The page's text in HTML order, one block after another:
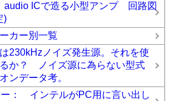
audio ICで造る小型アンプ 回路図
)
ー別一覧
230kHzノイズ発生源。それを使
か？ ノイズ源に為らない型式
ンデータ考。
： インテルがPC用に言い出し